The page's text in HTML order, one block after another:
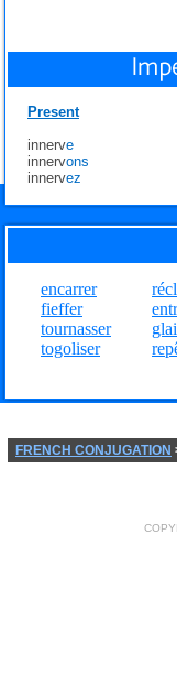
Present
innerve
innervons
innervez
encarrer
fieffer
tournasser
togoliser
FRENCH CONJUGATION